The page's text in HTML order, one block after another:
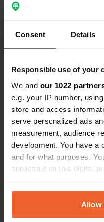
Consent Details
Responsible use of your
We and our 1022
e.g. your IP-number,
store and access
serve personalized ads
measurement, audience
development. You have a
and for what purposes.
applicable on this digital
any time from the Cookie
the Privacy trigger icon.
Allow
Emplacements en
Nous ne le
Traduit par GoogleAfficher
Voir
Es-tu
Kalte Küche 7a